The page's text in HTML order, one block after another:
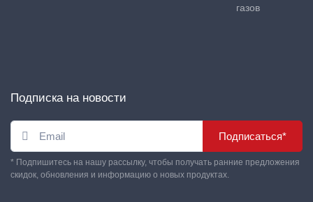
газов
Подписка на новости
Подписаться*
* Подпишитесь на нашу рассылку, чтобы получать ранние предложения
скидок, обновления и информацию о новых продуктах.